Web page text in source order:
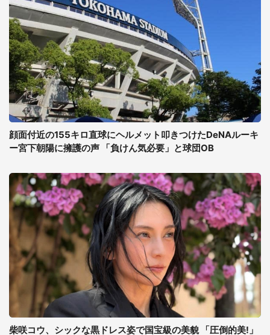
顔面付近の155キロ直球にヘルメット叩きつけたDeNAルーキ
ー宮下朝陽に擁護の声 「負けん気必要」と球団OB
柴咲コウ、シックな黒ドレス姿で国宝級の美貌 「圧倒的美!」